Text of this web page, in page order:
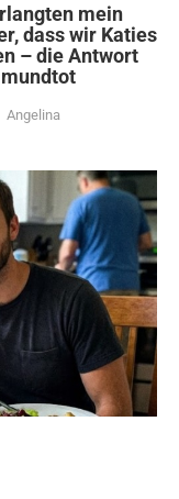
mein
dass wir Katies
– die Antwort
Angelina